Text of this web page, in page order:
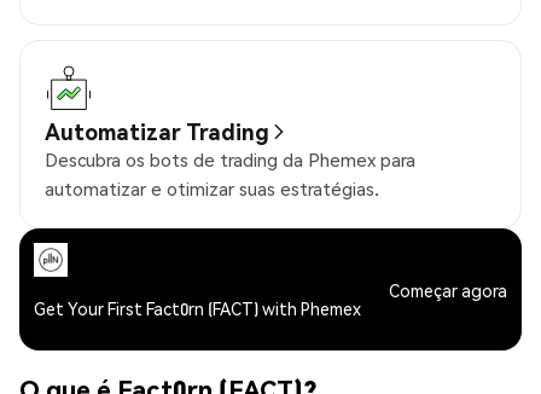
Automatizar Trading
Descubra os bots de trading da Phemex para
automatizar e otimizar suas estratégias.
Get Your First Fact0rn (FACT) with Phemex
Começar agora